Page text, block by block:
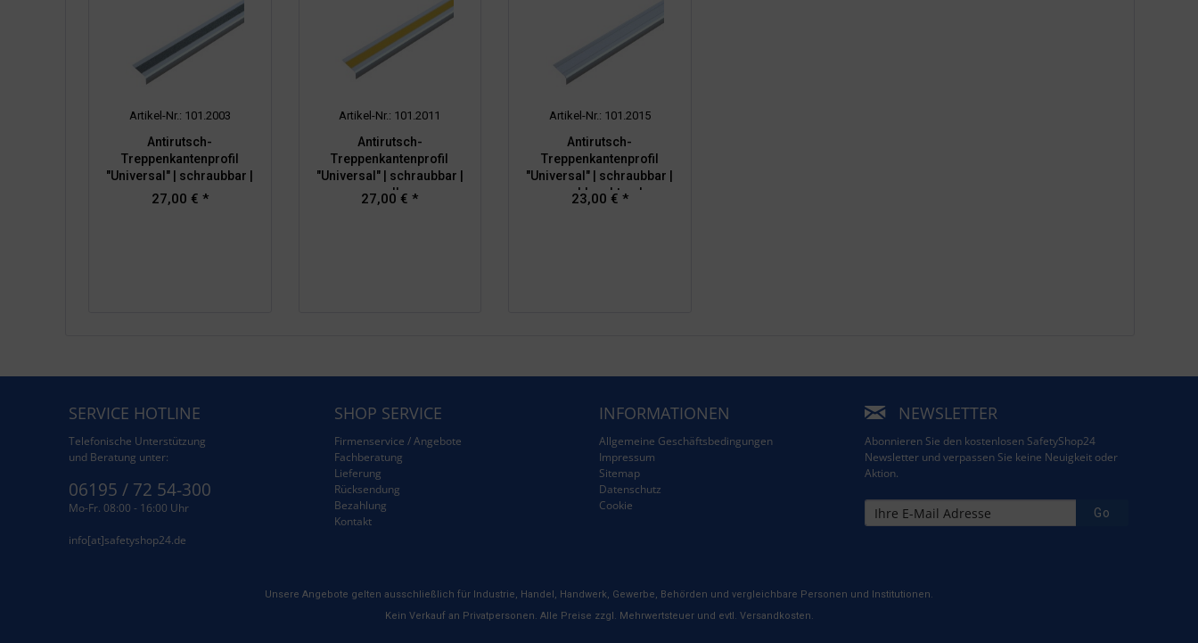
Artikel-Nr.: 101.2003
Antirutsch-
Treppenkantenprofil
"Universal" | schraubbar |
grau
27,00 € *
Artikel-Nr.: 101.2011
Antirutsch-
Treppenkantenprofil
"Universal" | schraubbar |
gelb
27,00 € *
Artikel-Nr.: 101.2015
Antirutsch-
Treppenkantenprofil
"Universal" | schraubbar |
nachleuchtend
23,00 € *
SERVICE HOTLINE
Telefonische Unterstützung
und Beratung unter:
06195 / 72 54-300
Mo-Fr. 08:00 - 16:00 Uhr
info[at]safetyshop24.de
SHOP SERVICE
Firmenservice / Angebote
Fachberatung
Lieferung
Rücksendung
Bezahlung
Kontakt
INFORMATIONEN
Allgemeine Geschäftsbedingungen
Impressum
Sitemap
Datenschutz
Cookie
NEWSLETTER
Abonnieren Sie den kostenlosen SafetyShop24
Newsletter und verpassen Sie keine Neuigkeit oder
Aktion.
Go
Unsere Angebote gelten ausschließlich für Industrie, Handel, Handwerk, Gewerbe, Behörden und vergleichbare Personen und Institutionen.
Kein Verkauf an Privatpersonen. Alle Preise zzgl. Mehrwertsteuer und evtl. Versandkosten.